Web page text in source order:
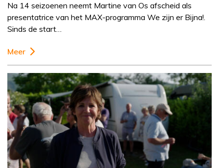
Na 14 seizoenen neemt Martine van Os afscheid als
presentatrice van het MAX-programma We zijn er Bijna!.
Sinds de start…
Meer